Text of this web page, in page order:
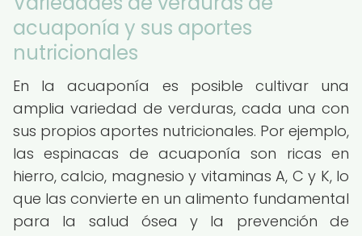
acuaponía y sus aportes
nutricionales
En la acuaponía es posible cultivar una
amplia variedad de verduras, cada una con
sus propios aportes nutricionales. Por ejemplo,
las espinacas de acuaponía son ricas en
hierro, calcio, magnesio y vitaminas A, C y K, lo
que las convierte en un alimento fundamental
para la salud ósea y la prevención de